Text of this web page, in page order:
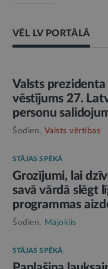
VĒL LV PORTĀLĀ
AMATPERSONAS RUNA
Valsts prezidenta
vēstījums 27.
personu
Šodien, Valsts vērtības
STĀJAS SPĒKĀ
Grozījumi, lai
savā vārdā slēgt
programmas
Šodien, Mājoklis
STĀJAS SPĒKĀ